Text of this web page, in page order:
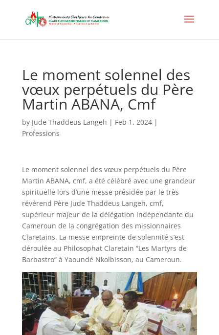
Le moment solennel des
vœux perpétuels du Père
Martin ABANA, Cmf
by Jude Thaddeus Langeh | Feb 1, 2024|
Professions
Le moment solennel des vœux perpétuels du Père
Martin ABANA, cmf, a été célébré avec une grandeur
spirituelle lors d’une messe présidée par le très
révérend Père Jude Thaddeus Langeh, cmf,
supérieur majeur de la délégation indépendante du
Cameroun de la congrégation des missionnaires
Claretains. La messe empreinte de solennité s’est
déroulée au Philosophat Claretain “Les Martyrs de
Barbastro” à Yaoundé Nkolbisson, au Cameroun.